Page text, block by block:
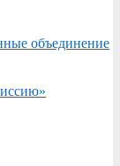
объединение